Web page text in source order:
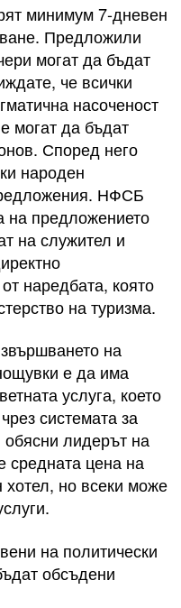
минимум 7-дневен
Предложили
могат да бъдат
че всички
насоченост
могат да бъдат
Според него
народен
НФСБ
на предложението
на служител и
наредбата, която
на туризма.
на
е да има
услуга, което
системата за
обясни лидерът на
цена на
хотел, но всеки може
на политически
обсъдени